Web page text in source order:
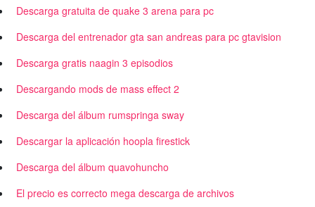
Descarga gratuita de quake 3 arena para pc
Descarga del entrenador gta san andreas para pc gtavision
Descarga gratis naagin 3 episodios
Descargando mods de mass effect 2
Descarga del álbum rumspringa sway
Descargar la aplicación hoopla firestick
Descarga del álbum quavohuncho
El precio es correcto mega descarga de archivos